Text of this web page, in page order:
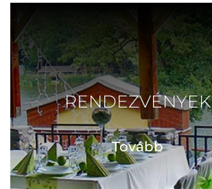
RENDEZVÉNYEK
Tovább